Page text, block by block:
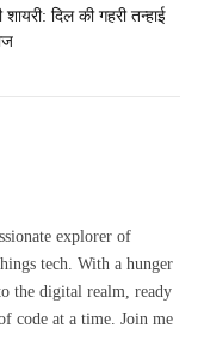
शायरी: दिल की गहरी तन्हाई
explorer of
tech. With a hunger
the digital realm, ready
code at a time. Join me